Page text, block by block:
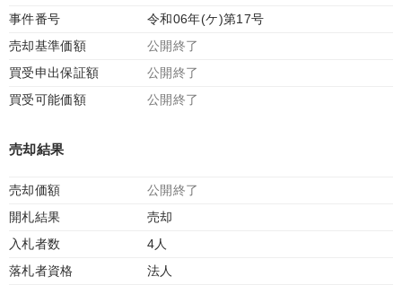
事件番号
令和06年(ケ)第17号
売却基準価額
公開終了
買受申出保証額
公開終了
買受可能価額
公開終了
売却結果
売却価額
公開終了
開札結果
売却
入札者数
4人
落札者資格
法人